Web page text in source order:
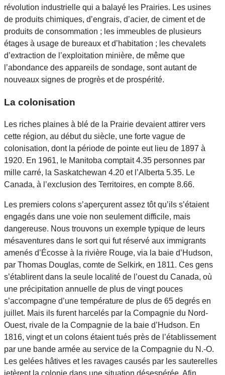
révolution industrielle qui a balayé les Prairies. Les usines
de produits chimiques, d’engrais, d’acier, de ciment et de
produits de consommation ; les immeubles de plusieurs
étages à usage de bureaux et d’habitation ; les chevalets
d’extraction de l’exploitation minière, de même que
l’abondance des appareils de sondage, sont autant de
nouveaux signes de progrès et de prospérité.
La colonisation
Les riches plaines à blé de la Prairie devaient attirer vers
cette région, au début du siècle, une forte vague de
colonisation, dont la période de pointe eut lieu de 1897 à
1920. En 1961, le Manitoba comptait 4.35 personnes par
mille carré, la Saskatchewan 4.20 et l’Alberta 5.35. Le
Canada, à l’exclusion des Territoires, en compte 8.66.
Les premiers colons s’aperçurent assez tôt qu’ils s’étaient
engagés dans une voie non seulement difficile, mais
dangereuse. Nous trouvons un exemple typique de leurs
mésaventures dans le sort qui fut réservé aux immigrants
amenés d’Écosse à la rivière Rouge, via la baie d’Hudson,
par Thomas Douglas, comte de Selkirk, en 1811. Ces gens
s’établirent dans la seule localité de l’ouest du Canada, où
une précipitation annuelle de plus de vingt pouces
s’accompagne d’une température de plus de 65 degrés en
juillet. Mais ils furent harcelés par la Compagnie du Nord-
Ouest, rivale de la Compagnie de la baie d’Hudson. En
1816, vingt et un colons étaient tués près de l’établissement
par une bande armée au service de la Compagnie du N.-O.
Les gelées hâtives et les ravages causés par les sauterelles